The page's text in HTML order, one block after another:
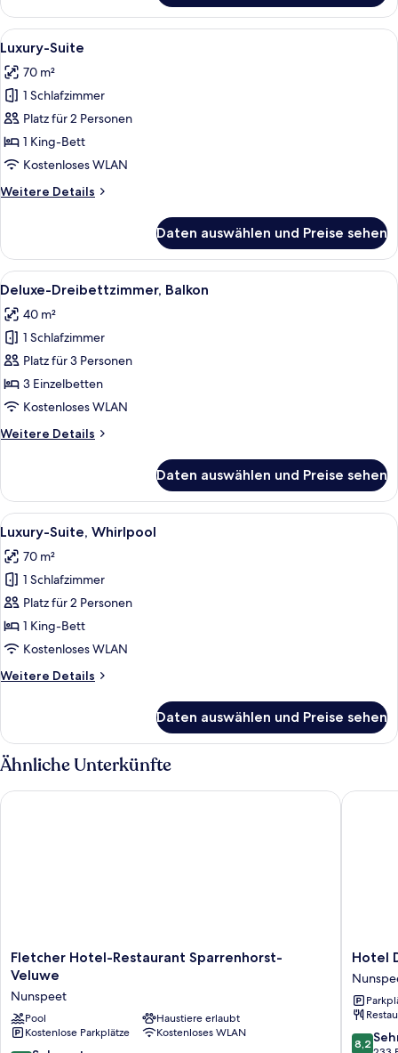
Doppelzimmer,
Balkon
Alle
Fotos
für
Luxury-
Suite
anzeigen
Ein modernes Schlafzimmer mit
7
Luxury-Suite
70 m²
1 Schlafzimmer
Platz für 2 Personen
1 King-Bett
Kostenloses WLAN
Weitere Details
Weitere
Suite
Daten auswählen und Preise sehen
Alle
Fotos
für
Deluxe-
Dreibettzimmer,
Balkon
anzeigen
Ein Hotelzimmer mit einer Couch,
8
Deluxe-Dreibettzimmer, Balkon
40 m²
1 Schlafzimmer
Platz für 3 Personen
3 Einzelbetten
Kostenloses WLAN
Weitere Details
Weitere
Dreibettzimmer,
Balkon
Daten auswählen und Preise sehen
Alle
Fotos
für
Luxury-
Suite,
Whirlpool
anzeigen
Luxury-Suite, Whirlpool |
6
Luxury-Suite, Whirlpool
70 m²
1 Schlafzimmer
Platz für 2 Personen
1 King-Bett
Kostenloses WLAN
Weitere Details
Weitere
Suite,
Whirlpool
Daten auswählen und Preise sehen
Ähnliche Unterkünfte
Fletcher
Hotel-
Sparrenhorst-
Veluwe
Nunspeet
Fletcher Hotel-Restaurant Sparrenhorst-
Veluwe
Nunspeet
Pool
Haustiere erlaubt
Kostenlose Parkplätze
Kostenloses WLAN
Fletcher Hotel-Restaurant Sparrenhorst-Veluwe
Hotel
De
Hoeve
van
Hotel
8.2
8,2
Hotel